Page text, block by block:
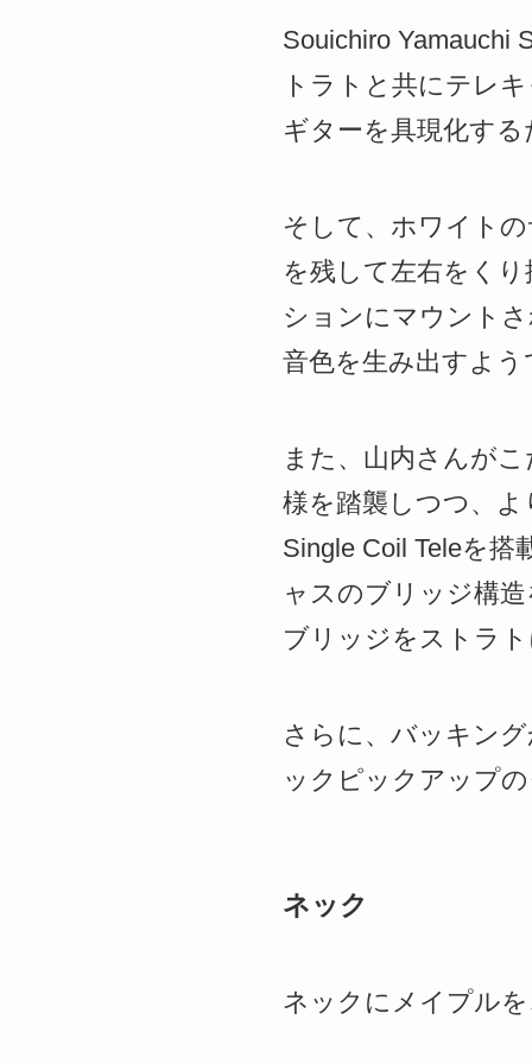
Souichiro Yamauchi
トラトと共にテレ
ギターを具現化す
そして、ホワイト
を残して左右をく
ションにマウント
音色を生み出すよう
また、山内さんが
様を踏襲しつつ、
Single Coil Teleを
ャスのブリッジ構
ブリッジをストラ
さらに、バッキン
ックピックアップ
ネック
ネックにメイプル